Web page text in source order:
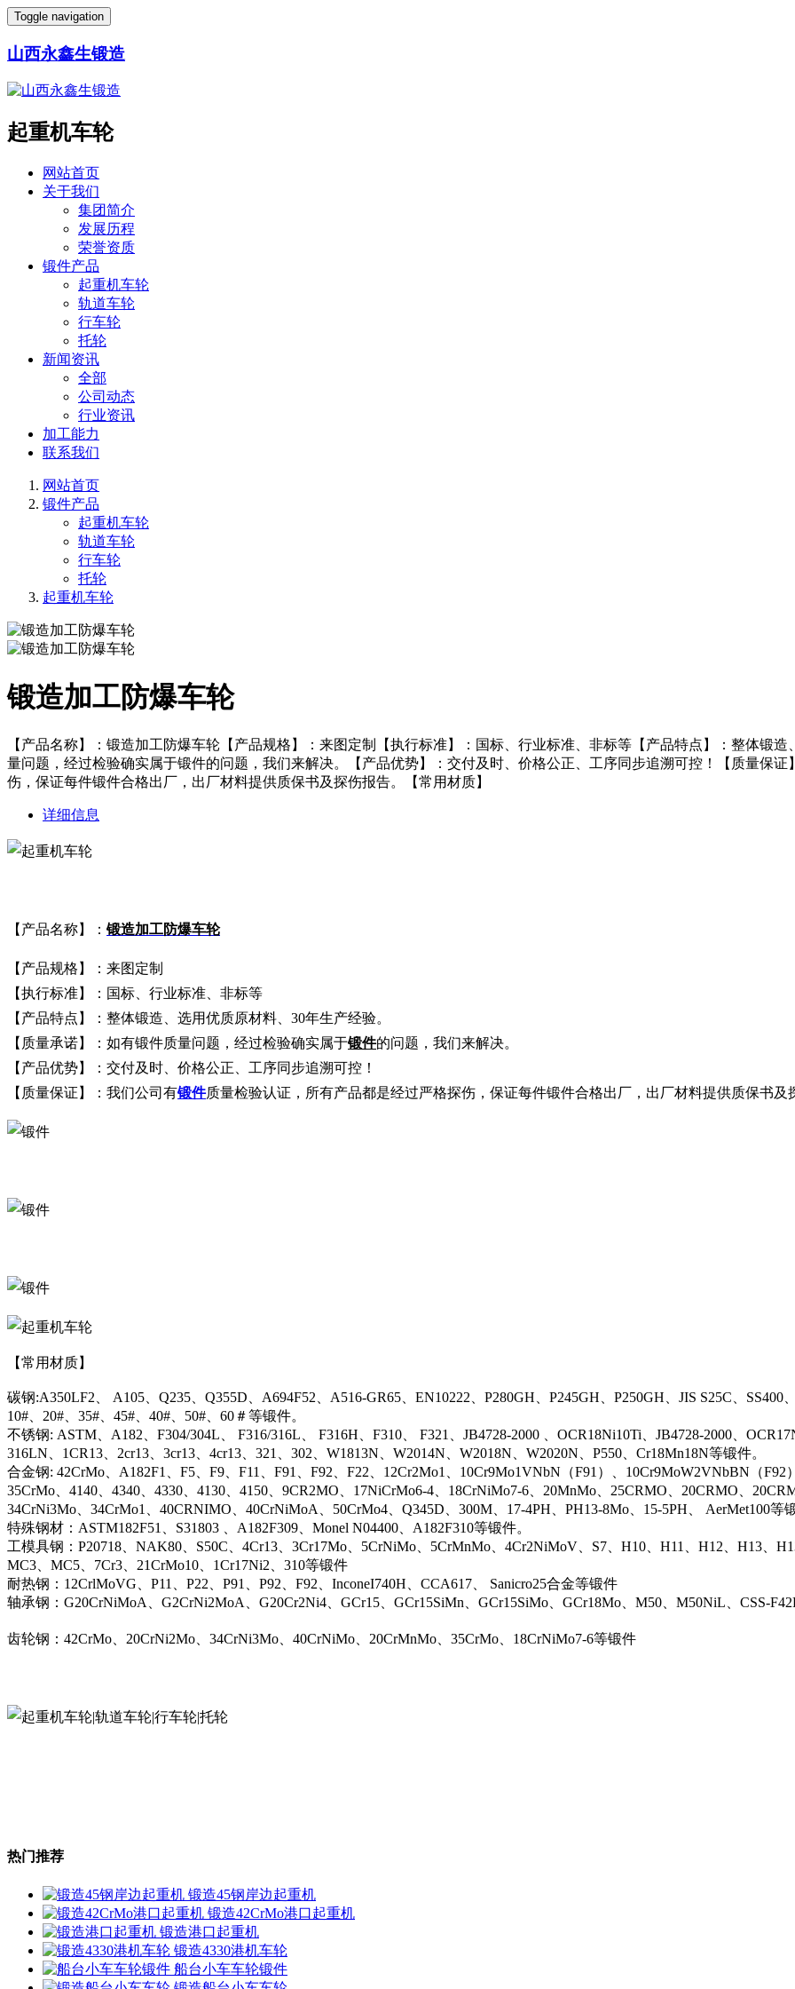
Toggle navigation
山西永鑫生锻造
起重机车轮
网站首页
关于我们
集团简介
发展历程
荣誉资质
锻件产品
起重机车轮
轨道车轮
行车轮
托轮
新闻资讯
全部
公司动态
行业资讯
加工能力
联系我们
网站首页
锻件产品
起重机车轮
轨道车轮
行车轮
托轮
起重机车轮
锻造加工防爆车轮
【产品名称】：锻造加工防爆车轮【产品规格】：来图定制【执行标准】：国标、行业标准、非标等【产品特点】：整体锻
量问题，经过检验确实属于锻件的问题，我们来解决。【产品优势】：交付及时、价格公正、工序同步追溯可控！【质量保
伤，保证每件锻件合格出厂，出厂材料提供质保书及探伤报告。【常用材质】
详细信息
【产品名称】： 锻造加工防爆车轮
【产品规格】：来图定制
【执行标准】：国标、行业标准、非标等
【产品特点】：整体锻造、选用优质原材料、30年生产经验。
【质量承诺】：如有锻件质量问题，经过检验确实属于锻件的问题，我们来解决。
【产品优势】：交付及时、价格公正、工序同步追溯可控！
【质量保证】：我们公司有锻件质量检验认证，所有产品都是经过严格探伤，保证每件锻件合格出厂，出厂材料提供质保书及
【常用材质】
碳钢:A350LF2、 A105、Q235、Q355D、A694F52、A516-GR65、EN10222、P280GH、P245GH、P250GH、JIS S25C、SS400
10#、20#、35#、45#、40#、50#、60＃等锻件。
不锈钢: ASTM、A182、F304/304L、 F316/316L、 F316H、F310、 F321、JB4728-2000 、OCR18Ni10Ti、JB4728-2000、
316LN、1CR13、2cr13、3cr13、4cr13、321、302、W1813N、W2014N、W2018N、W2020N、P550、Cr18Mn18N等锻件。
合金钢: 42CrMo、A182F1、F5、F9、F11、F91、F92、F22、12Cr2Mo1、10Cr9Mo1VNbN（F91）、10Cr9MoW2VNbBN（F92
35CrMo、4140、4340、4330、4130、4150、9CR2MO、17NiCrMo6-4、18CrNiMo7-6、20MnMo、25CRMO、20CRMO、
34CrNi3Mo、34CrMo1、40CRNIMO、40CrNiMoA、50CrMo4、Q345D、300M、17-4PH、PH13-8Mo、15-5PH、 AerMet100等
特殊钢材：ASTM182F51、S31803 、A182F309、Monel N04400、A182F310等锻件。
工模具钢：P20718、NAK80、S50C、4Cr13、3Cr17Mo、5CrNiMo、5CrMnMo、4Cr2NiMoV、S7、H10、H11、H12、H13、
MC3、MC5、7Cr3、21CrMo10、1Cr17Ni2、310等锻件
耐热钢：12CrlMoVG、P11、P22、P91、P92、F92、InconeI740H、CCA617、 Sanicro25合金等锻件
轴承钢：G20CrNiMoA、G2CrNi2MoA、G20Cr2Ni4、GCr15、GCr15SiMn、GCr15SiMo、GCr18Mo、M50、M50NiL、CSS-
齿轮钢：42CrMo、20CrNi2Mo、34CrNi3Mo、40CrNiMo、20CrMnMo、35CrMo、18CrNiMo7-6等锻件
热门推荐
锻造45钢岸边起重机
锻造42CrMo港口起重机
锻造港口起重机
锻造4330港机车轮
船台小车车轮锻件